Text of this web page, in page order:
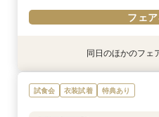
フェ
特典あり
【親御様のため
で何でも相談OK♪
衣装試着 特典あり
【熊本初★ミキハ
場】安心の6大優
タイパ重視◎【
ン案内&見積り相談
衣装試着 特典あり
【少人数で森の
るNEW会場×美
衣装試着 特典あり
【1軒目･初見学
ス無料試食付
同日のほかのフェ
試食会 衣装試着 特典あり